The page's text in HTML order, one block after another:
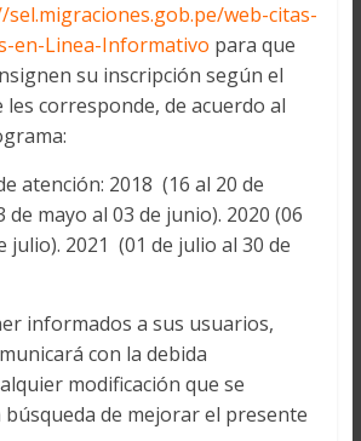
sel.migraciones.gob.pe/web-citas-
en-Linea-Informativo para que
su inscripción según el
les corresponde, de acuerdo al
atención: 2018 (16 al 20 de
de mayo al 03 de junio). 2020 (06
julio). 2021 (01 de julio al 30 de
informados a sus usuarios,
con la debida
modificación que se
de mejorar el presente